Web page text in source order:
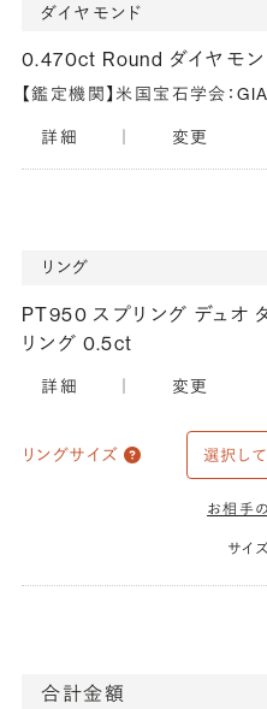
ダイヤモンド
0.470ct Round ダイヤモン
【鑑定機関】米国宝石学会：GIA
詳細 変更
リング
PT950 スプリング デュオ
リング 0.5ct
詳細 変更
リングサイズ
お相手
サイ
合計金額